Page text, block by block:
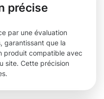
précise
par une évaluation
garantissant que la
produit compatible avec
site. Cette précision